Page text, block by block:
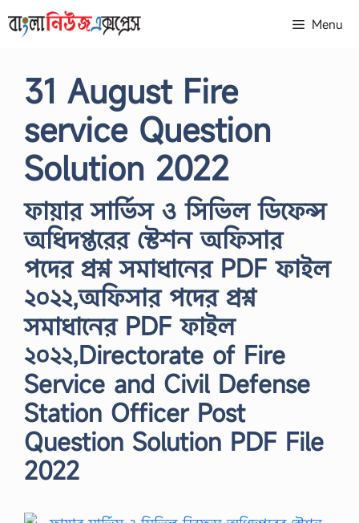
to
Menu
31 August Fire
service Question
Solution 2022
ফায়ার সার্ভিস ও সিভিল ডিফেন্স
অধিদপ্তরের স্টেশন অফিসার
পদের প্রশ্ন সমাধানের PDF ফাইল
২০২২,অফিসার পদের প্রশ্ন
সমাধানের PDF ফাইল
২০২২,Directorate of Fire
Service and Civil Defense
Station Officer Post
Question Solution PDF File
2022